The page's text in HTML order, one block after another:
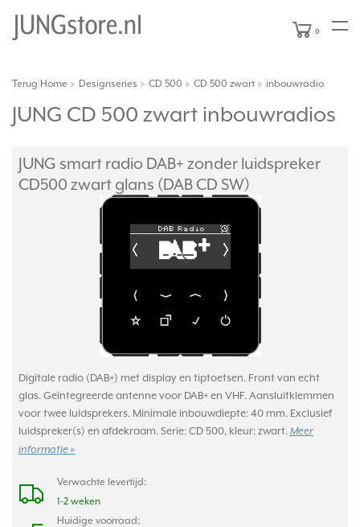
0
Terug Home Designseries CD 500 CD 500 zwart inbouwradio
JUNG CD 500 zwart inbouwradios
JUNG smart radio DAB+ zonder luidspreker
CD500 zwart glans (DAB CD SW)
Digitale radio (DAB+) met display en tiptoetsen. Front van echt
glas. Geïntegreerde antenne voor DAB+ en VHF. Aansluitklemmen
voor twee luidsprekers. Minimale inbouwdiepte: 40 mm. Exclusief
luidspreker(s) en afdekraam. Serie: CD 500, kleur: zwart. Meer
informatie »
Verwachte levertijd:
1-2 weken
Huidige voorraad: